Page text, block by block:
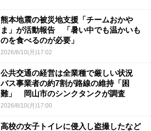
熊本地震の被災地支援「チームおかや
ま」が活動報告 「暑い中でも温かいも
のを食べるのが必要」
2026/8/10(月)17:02
公共交通の経営は全業種で厳しい状況
バス事業者の約7割が路線の維持「困
難」 岡山市のシンクタンクが調査
2026/8/10(月)17:00
高校の女子トイレに侵入し盗撮したなど